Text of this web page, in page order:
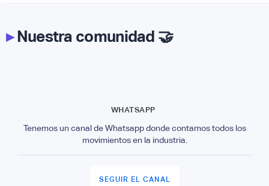
▸Nuestra comunidad 🤝
WHATSAPP
Tenemos un canal de Whatsapp donde contamos todos los
movimientos en la industria.
SEGUIR EL CANAL